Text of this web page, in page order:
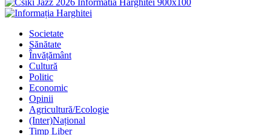
Primary
Societate
Sănătate
Învățământ
Cultură
Politic
Economic
Opinii
Agricultură/Ecologie
(Inter)Național
Timp Liber